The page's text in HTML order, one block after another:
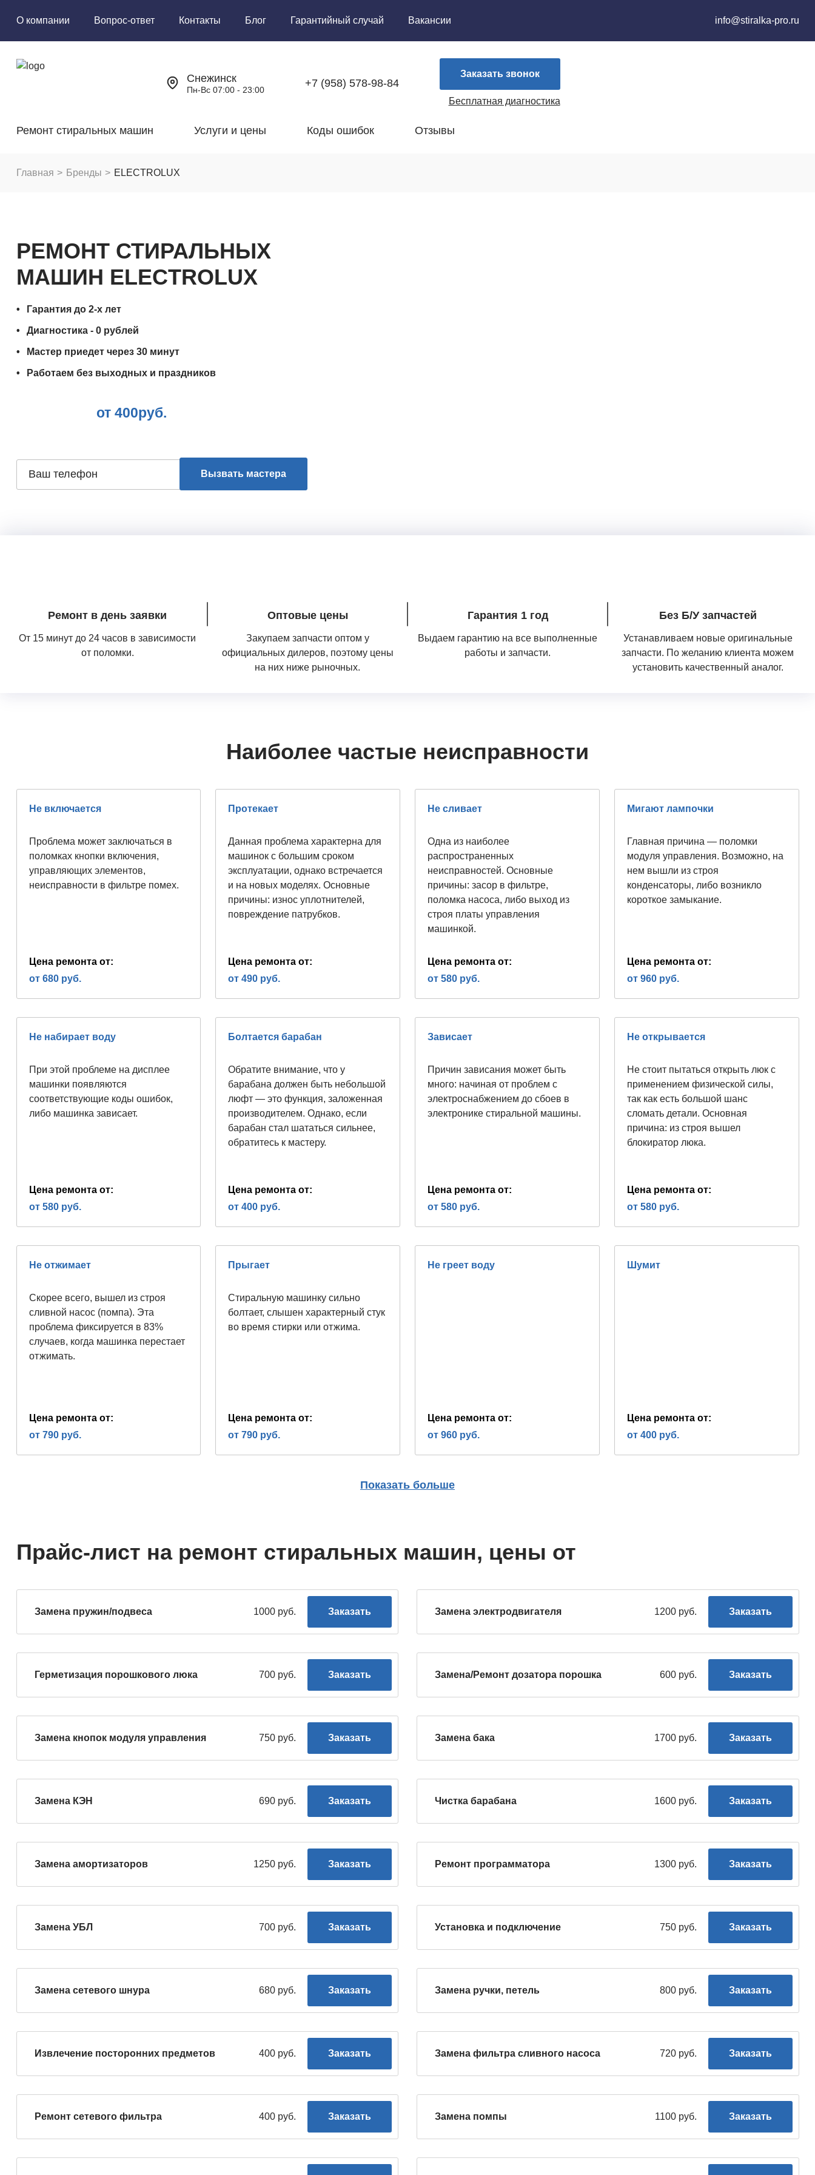
О компании Вопрос-ответ Контакты Блог Гарантийный случай Вакансии info@stiralka-pro.ru
Снежинск
Пн-Вс 07:00 - 23:00
+7 (958) 578-98-84
Заказать звонок
Бесплатная диагностика
Ремонт стиральных машин Услуги и цены Коды ошибок Отзывы
Главная Бренды ELECTROLUX
РЕМОНТ СТИРАЛЬНЫХ
МАШИН ELECTROLUX
Гарантия до 2-х лет
Диагностика - 0 рублей
Мастер приедет через 30 минут
Работаем без выходных и праздников
от 400руб.
Ремонт в день заявки
От 15 минут до 24 часов в зависимости
от поломки.
Оптовые цены
Закупаем запчасти оптом у
официальных дилеров, поэтому цены
на них ниже рыночных.
Гарантия 1 год
Выдаем гарантию на все выполненные
работы и запчасти.
Без Б/У запчастей
Устанавливаем новые оригинальные
запчасти. По желанию клиента можем
установить качественный аналог.
Наиболее частые неисправности
Не включается
Проблема может заключаться в
поломках кнопки включения,
управляющих элементов,
неисправности в фильтре помех.
Цена ремонта от:
от 680 руб.
Протекает
Данная проблема характерна для
машинок с большим сроком
эксплуатации, однако встречается
и на новых моделях. Основные
причины: износ уплотнителей,
повреждение патрубков.
Цена ремонта от:
от 490 руб.
Не сливает
Одна из наиболее
распространенных
неисправностей. Основные
причины: засор в фильтре,
поломка насоса, либо выход из
строя платы управления
машинкой.
Цена ремонта от:
от 580 руб.
Мигают лампочки
Главная причина — поломки
модуля управления. Возможно, на
нем вышли из строя
конденсаторы, либо возникло
короткое замыкание.
Цена ремонта от:
от 960 руб.
Не набирает воду
При этой проблеме на дисплее
машинки появляются
соответствующие коды ошибок,
либо машинка зависает.
Цена ремонта от:
от 580 руб.
Болтается барабан
Обратите внимание, что у
барабана должен быть небольшой
люфт — это функция, заложенная
производителем. Однако, если
барабан стал шататься сильнее,
обратитесь к мастеру.
Цена ремонта от:
от 400 руб.
Зависает
Причин зависания может быть
много: начиная от проблем с
электроснабжением до сбоев в
электронике стиральной машины.
Цена ремонта от:
от 580 руб.
Не открывается
Не стоит пытаться открыть люк с
применением физической силы,
так как есть большой шанс
сломать детали. Основная
причина: из строя вышел
блокиратор люка.
Цена ремонта от:
от 580 руб.
Не отжимает
Скорее всего, вышел из строя
сливной насос (помпа). Эта
проблема фиксируется в 83%
случаев, когда машинка перестает
отжимать.
Цена ремонта от:
от 790 руб.
Прыгает
Стиральную машинку сильно
болтает, слышен характерный стук
во время стирки или отжима.
Цена ремонта от:
от 790 руб.
Не греет воду
Цена ремонта от:
от 960 руб.
Шумит
Цена ремонта от:
от 400 руб.
Показать больше
Прайс-лист на ремонт стиральных машин, цены от
Замена пружин/подвеса 1000 руб. Заказать Замена электродвигателя 1200 руб. Заказать
Герметизация порошкового люка 700 руб. Заказать Замена/Ремонт дозатора порошка 600 руб. Заказать
Замена кнопок модуля управления 750 руб. Заказать Замена бака 1700 руб. Заказать
Замена КЭН 690 руб. Заказать Чистка барабана 1600 руб. Заказать
Замена амортизаторов 1250 руб. Заказать Ремонт программатора 1300 руб. Заказать
Замена УБЛ 700 руб. Заказать Установка и подключение 750 руб. Заказать
Замена сетевого шнура 680 руб. Заказать Замена ручки, петель 800 руб. Заказать
Извлечение посторонних предметов 400 руб. Заказать Замена фильтра сливного насоса 720 руб. Заказать
Ремонт сетевого фильтра 400 руб. Заказать Замена помпы 1100 руб. Заказать